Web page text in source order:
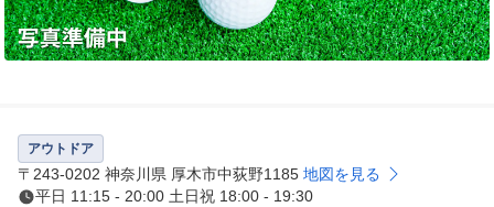
アウトドア
〒243-0202 神奈川県 厚木市中荻野1185 地図を見る
平日 11:15 - 20:00 土日祝 18:00 - 19:30